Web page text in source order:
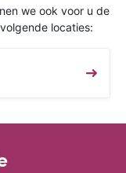
we ook voor u de
locaties: